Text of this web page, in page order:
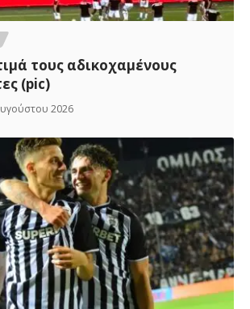
τους αδικοχαμένους
(pic)
2026